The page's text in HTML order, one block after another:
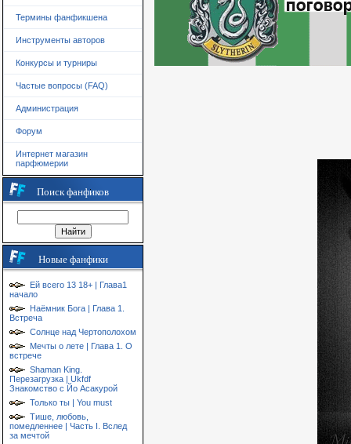
Термины фанфикшена
Инструменты авторов
Конкурсы и турниры
Частые вопросы (FAQ)
Администрация
Форум
Интернет магазин
парфюмерии
Поиск фанфиков
Новые фанфики
Ей всего 13 18+ | Глава1
начало
Наёмник Бога | Глава 1.
Встреча
Солнце над Чертополохом
Мечты о лете | Глава 1. О
встрече
Shaman King.
Перезагрузка | Ukfdf
Знакомство с Йо Асакурой
Только ты | You must
Тише, любовь,
помедленнее | Часть I. Вслед
за мечтой